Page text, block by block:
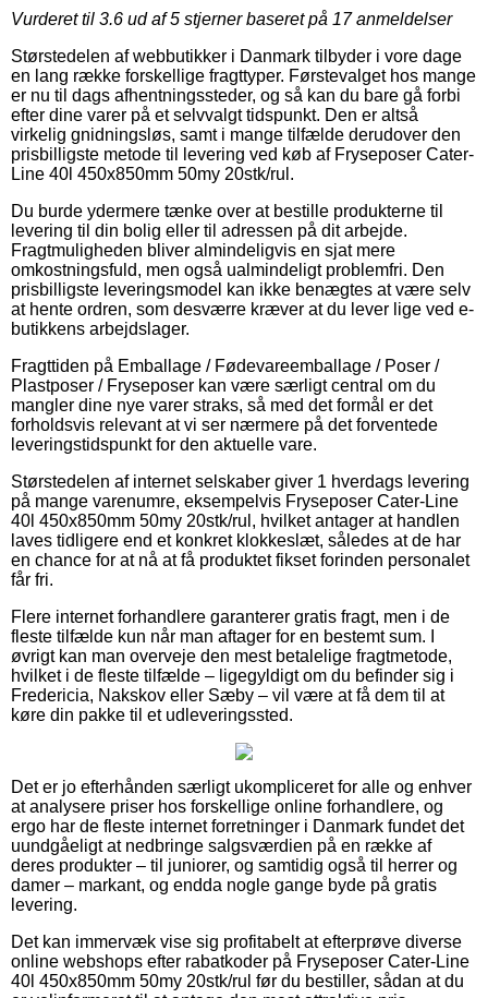
Vurderet til 3.6 ud af 5 stjerner baseret på 17anmeldelser
Størstedelen af webbutikker i Danmark tilbyder i vore dage
en lang række forskellige fragttyper. Førstevalget hos mange
er nu til dags afhentningssteder, og så kan du bare gå forbi
efter dine varer på et selvvalgt tidspunkt. Den er altså
virkelig gnidningsløs, samt i mange tilfælde derudover den
prisbilligste metode til levering ved køb af Fryseposer Cater-
Line 40l 450x850mm 50my 20stk/rul.
Du burde ydermere tænke over at bestille produkterne til
levering til din bolig eller til adressen på dit arbejde.
Fragtmuligheden bliver almindeligvis en sjat mere
omkostningsfuld, men også ualmindeligt problemfri. Den
prisbilligste leveringsmodel kan ikke benægtes at være selv
at hente ordren, som desværre kræver at du lever lige ved e-
butikkens arbejdslager.
Fragttiden på Emballage / Fødevareemballage / Poser /
Plastposer / Fryseposer kan være særligt central om du
mangler dine nye varer straks, så med det formål er det
forholdsvis relevant at vi ser nærmere på det forventede
leveringstidspunkt for den aktuelle vare.
Størstedelen af internet selskaber giver 1 hverdags levering
på mange varenumre, eksempelvis Fryseposer Cater-Line
40l 450x850mm 50my 20stk/rul, hvilket antager at handlen
laves tidligere end et konkret klokkeslæt, således at de har
en chance for at nå at få produktet fikset forinden personalet
får fri.
Flere internet forhandlere garanterer gratis fragt, men i de
fleste tilfælde kun når man aftager for en bestemt sum. I
øvrigt kan man overveje den mest betalelige fragtmetode,
hvilket i de fleste tilfælde – ligegyldigt om du befinder sig i
Fredericia, Nakskov eller Sæby – vil være at få dem til at
køre din pakke til et udleveringssted.
Det er jo efterhånden særligt ukompliceret for alle og enhver
at analysere priser hos forskellige online forhandlere, og
ergo har de fleste internet forretninger i Danmark fundet det
uundgåeligt at nedbringe salgsværdien på en række af
deres produkter – til juniorer, og samtidig også til herrer og
damer – markant, og endda nogle gange byde på gratis
levering.
Det kan immervæk vise sig profitabelt at efterprøve diverse
online webshops efter rabatkoder på Fryseposer Cater-Line
40l 450x850mm 50my 20stk/rul før du bestiller, sådan at du